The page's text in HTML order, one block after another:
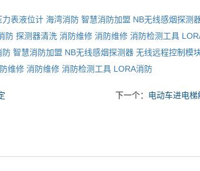
力表液位计 海湾消防 智慧消防加盟 NB无线感烟探测
防 探测器清洗 消防维修 消防维修 消防检测工具
防 智慧消防加盟 NB无线感烟探测器 无线远程控制模
维修 消防维修 消防检测工具 LORA消防
下一个： 电动车进电梯